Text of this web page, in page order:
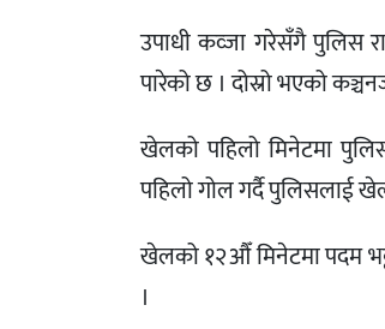
उपाधी कव्जा गरेसँगै पुलिस
पारेको छ । दोस्रो भएको
खेलको पहिलो मिनेटमा
पहिलो गोल गर्दै पुलिसलाई
खेलको १२औँ मिनेटमा पदम
।